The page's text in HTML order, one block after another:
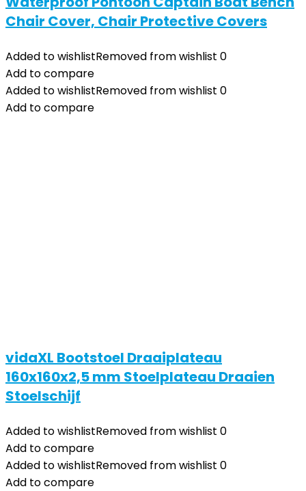
Chair Cover, Chair Protective Covers
Added to wishlistRemoved from wishlist 0
Add to compare
Added to wishlistRemoved from wishlist 0
Add to compare
vidaXL Bootstoel Draaiplateau
160x160x2,5 mm Stoelplateau Draaien
Stoelschijf
Added to wishlistRemoved from wishlist 0
Add to compare
Added to wishlistRemoved from wishlist 0
Add to compare